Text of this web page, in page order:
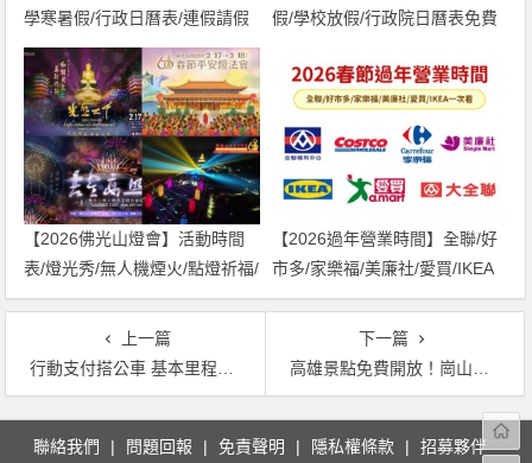
學寒暑假/行政日曆表/連假請假
一次看(116年)
假/學校放假/行政院日曆表免費
【2026佛光山燈會】活動時間
表/燈光秀/無人機煙火/點燈祈福/
市集一次看！
【2026過年營業時間】全聯/好
市多/家樂福/美廉社/愛買/IKEA
一次看！
上一篇
行動支付搭公車 基本里程免費！五條路線搶先試營 三家行動支付上線！LINE Pay Money、悠遊付、橘子支付、街口支付 繳費與服務一次看！
下一篇
高雄景點免費開放！崗山之眼、壽山動物園、旗津貝殼館春節出遊免門票！
文
聯絡我們 問題回報 免責聲明 隱私權條款 招募夥伴